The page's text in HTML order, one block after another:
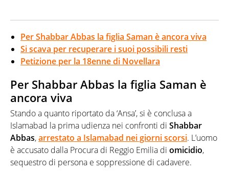
Per Shabbar Abbas la figlia Saman è ancora viva
Si scava per recuperare i suoi possibili resti
Petizione per la 18enne di Novellara
Per Shabbar Abbas la figlia Saman è
ancora viva
Stando a quanto riportato da ‘Ansa’, si è conclusa a
Islamabad la prima udienza nei confronti di Shabbar
Abbas,arrestato a Islamabad nei giorni scorsi. L’uomo
è accusato dalla Procura di Reggio Emilia di omicidio,
sequestro di persona e soppressione di cadavere.